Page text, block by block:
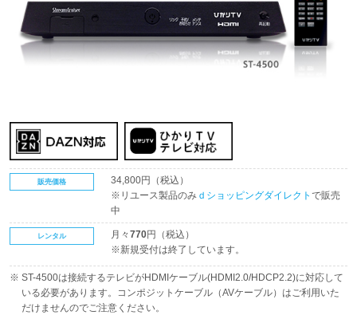
販売価格
34,800円（税込）
※リユース製品のみ ｄショッピングダイレクトで販売
中
レンタル 月々770円（税込）
※新規受付は終了しています。
ST-4500は接続するテレビがHDMIケーブル(HDMI2.0/HDCP2.2)に対応して
いる必要があります。コンポジットケーブル（AVケーブル）はご利用いた
だけませんのでご注意ください。